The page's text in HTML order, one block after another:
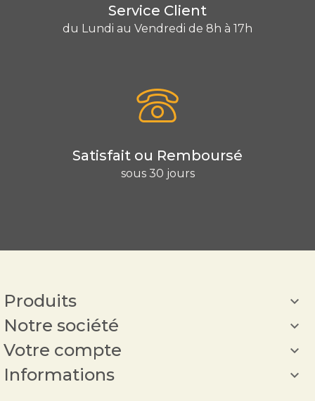
Service Client
du Lundi au Vendredi de 8h à 17h
Satisfait ou Remboursé
sous 30 jours
Produits 
Notre société 
Votre compte 
Informations 